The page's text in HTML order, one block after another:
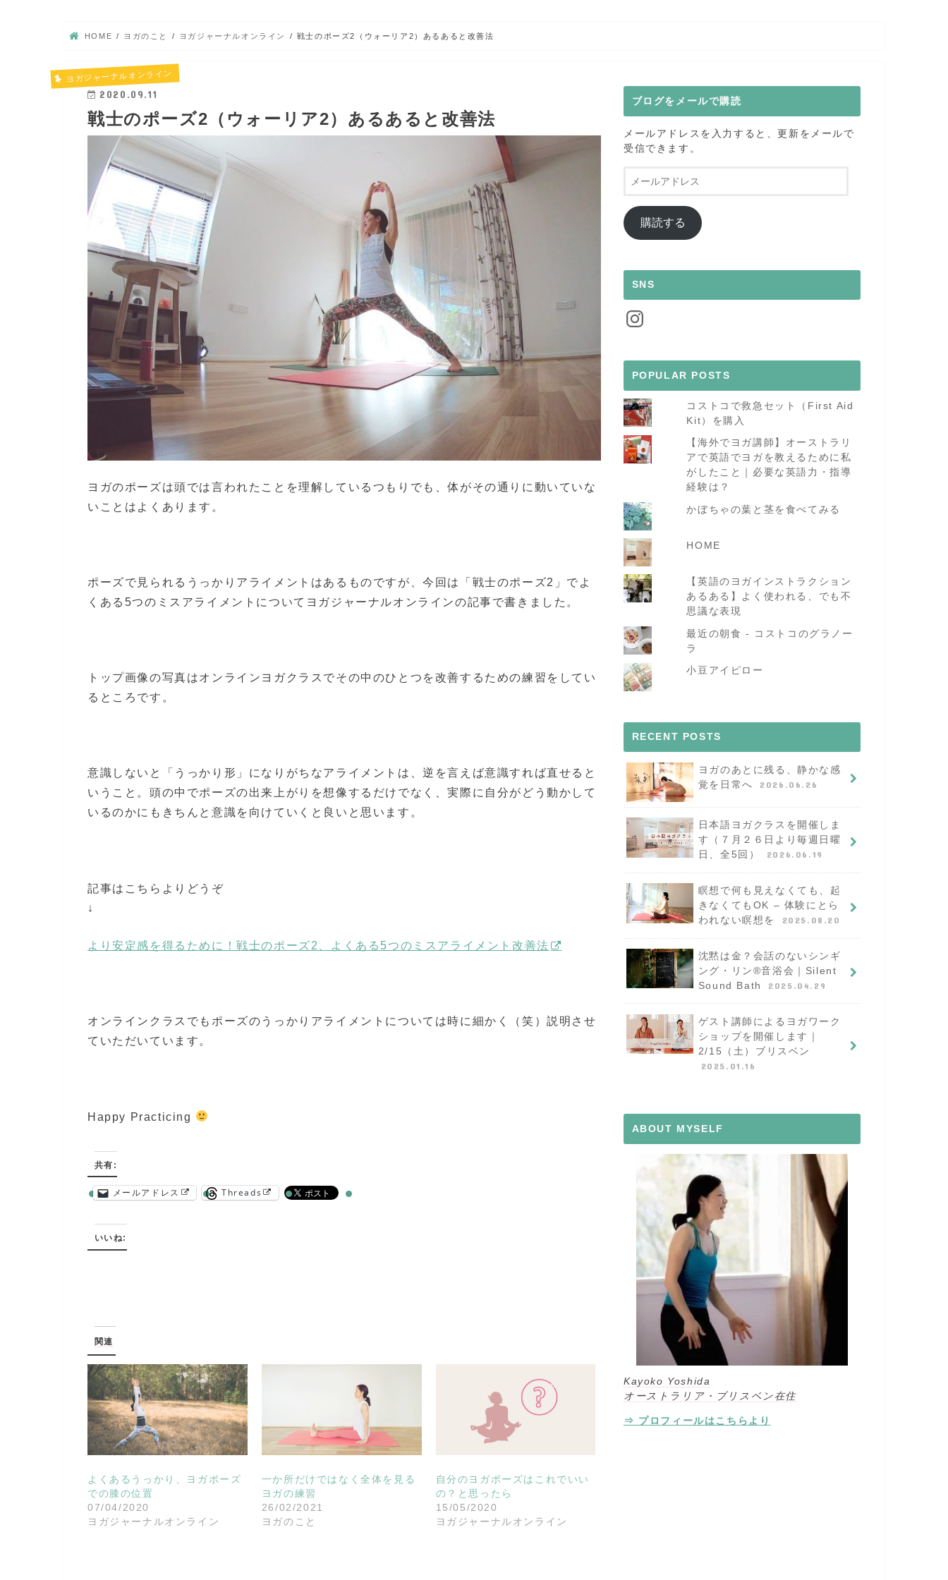
HOME ヨガのこと ヨガジャーナルオンライン 戦士のポーズ2（ウォーリア2）あるあると改善法
ヨガジャーナルオンライン
2020.09.11
戦士のポーズ2（ウォーリア2）あるあると改善法
ヨガのポーズは頭では言われたことを理解しているつもりでも、体がその通りに動いていな
いことはよくあります。
ポーズで見られるうっかりアライメントはあるものですが、今回は「戦士のポーズ2」でよ
くある5つのミスアライメントについてヨガジャーナルオンラインの記事で書きました。
トップ画像の写真はオンラインヨガクラスでその中のひとつを改善するための練習をしてい
るところです。
意識しないと「うっかり形」になりがちなアライメントは、逆を言えば意識すれば直せると
いうこと。頭の中でポーズの出来上がりを想像するだけでなく、実際に自分がどう動かして
いるのかにもきちんと意識を向けていくと良いと思います。
記事はこちらよりどうぞ
↓
より安定感を得るために！戦士のポーズ2、よくある5つのミスアライメント改善法
オンラインクラスでもポーズのうっかりアライメントについては時に細かく（笑）説明させ
ていただいています。
Happy Practicing
共有:
メールアドレス Threads
いいね:
関連
よくあるうっかり、ヨガポーズ
での膝の位置
07/04/2020
ヨガジャーナルオンライン
一か所だけではなく全体を見る
ヨガの練習
26/02/2021
ヨガのこと
自分のヨガポーズはこれでいい
の？と思ったら
15/05/2020
ヨガジャーナルオンライン
ブログをメールで購読
メールアドレスを入力すると、更新をメールで
受信できます。
ー
ア
ド
購読する
SNS
Instagram
POPULAR POSTS
コストコで救急セット（First Aid
Kit）を購入
【海外でヨガ講師】オーストラリ
アで英語でヨガを教えるために私
がしたこと｜必要な英語力・指導
経験は？
かぼちゃの葉と茎を食べてみる
HOME
【英語のヨガインストラクション
あるある】よく使われる、でも不
思議な表現
最近の朝食 - コストコのグラノー
ラ
小豆アイピロー
RECENT POSTS
ヨガのあとに残る、静かな感
覚を日常へ
2026.06.26
日本語ヨガクラスを開催しま
す（７月２６日より毎週日曜
日、全5回）
2026.06.19
瞑想で何も見えなくても、起
きなくてもOK – 体験にとら
われない瞑想を
2025.08.20
沈黙は金？会話のないシンギ
ング・リン®︎音浴会｜Silent
Sound Bath
2025.04.29
ゲスト講師によるヨガワーク
ショップを開催します｜
2/15（土）ブリスベン
2025.01.16
ABOUT MYSELF
Kayoko Yoshida
オーストラリア・ブリスベン在住
⇒ プロフィールはこちらより